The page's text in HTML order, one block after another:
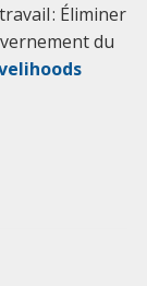
: Éliminer
du